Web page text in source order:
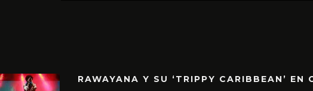
RAWAYANA Y SU ‘TRIPPY CARIBBEAN’